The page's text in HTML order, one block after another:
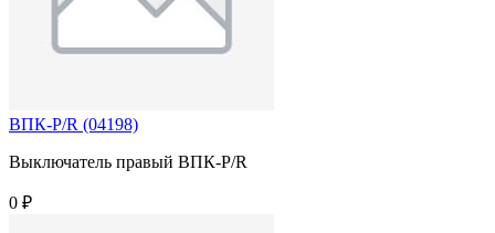
ВПК-P/R (04198)
Выключатель правый ВПК-P/R
0 ₽